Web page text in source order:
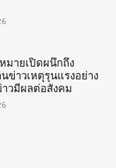
มายเปิดผนึกถึง
ข่าวเหตุรุนแรงอย่าง
วมีผลต่อสังคม